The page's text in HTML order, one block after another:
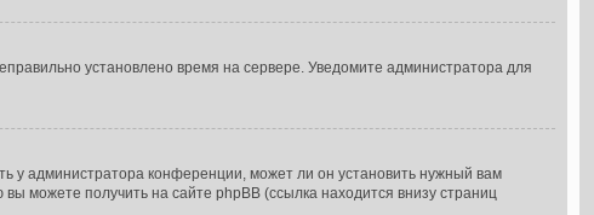
установлено время на сервере. Уведомите администратора для
у администратора конференции, может ли он установить нужный вам
можете получить на сайте phpBB (ссылка находится внизу страниц